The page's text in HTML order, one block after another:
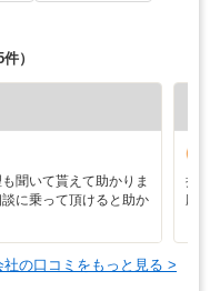
件）
聞いて貰えて助かりま
に乗って頂けると助か
担
応
社の口コミをもっと見る >